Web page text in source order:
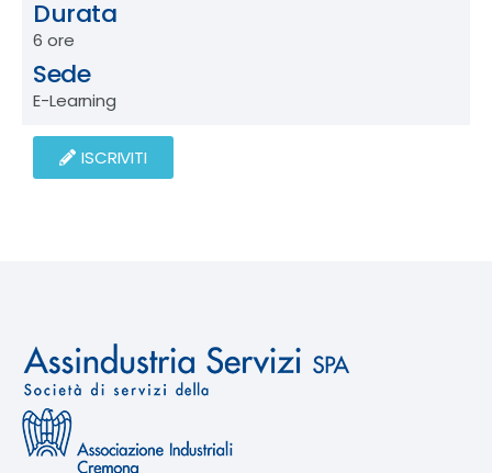
Durata
6 ore
Sede
E-Learning
ISCRIVITI